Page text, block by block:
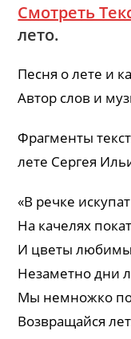
Смотреть
лето.
Песня о лете и
Автор слов и
Фрагменты
лете Сергея
«В речке
На качелях
И цветы
Незаметно дни
Мы немножко
Возвращайся